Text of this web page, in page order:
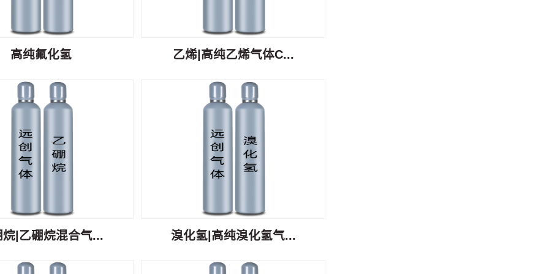
高纯氟化氢 乙烯|高纯乙烯气体C...
烷|乙硼烷混合气... 溴化氢|高纯溴化氢气...